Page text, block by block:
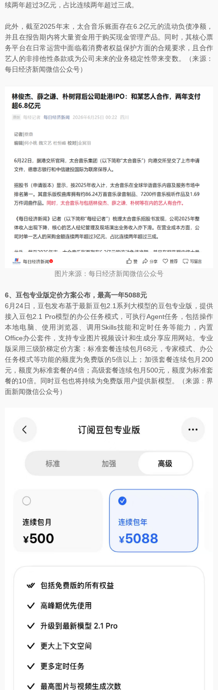
续两年超过3亿元，占比连续两年超过三成。
此外，截至2025年末，太合音乐账面存在6.2亿元的流动负债净额，
并且在报告期内将大量资金用于购买现金管理产品。同时，其核心票
务平台在日常运营中面临着消费者权益保护方面的合规要求，且合作
艺人的非排他性条款或为公司未来的业务稳定性带来变数。（来源：
每日经济新闻微信公众号）
图片来源：每日经济新闻微信公众号
6、豆包专业版定价方案公布，最高一年5088元
6月24日，豆包发布基于最新豆包2.1系列大模型的豆包专业版，提供
接入豆包2.1 Pro模型的办公任务模式，可执行Agent任务，包括操作
本地电脑、使用浏览器、调用Skills技能和定时任务等能力，内置
Office办公套件，支持专业图片视频设计和生成分享应用网站。专业
版采用三级阶梯定价方案：标准套餐连续包月68元，专家模式、办公
任务模式等功能的额度为免费版的5倍以上；加强套餐连续包月200
元，额度为标准套餐的4倍；高级套餐连续包月500元，额度为标准套
餐的10倍。同时豆包也将持续为免费版用户提供新模型。（来源：界
面新闻微信公众号）